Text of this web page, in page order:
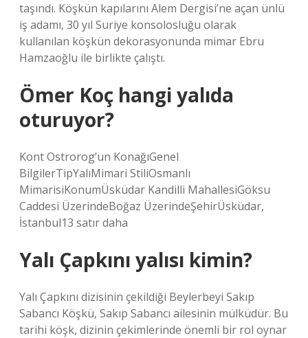
taşındı. Köşkün kapılarını Alem Dergisi’ne açan ünlü
iş adamı, 30 yıl Suriye konsolosluğu olarak
kullanılan köşkün dekorasyonunda mimar Ebru
Hamzaoğlu ile birlikte çalıştı.
Ömer Koç hangi yalıda
oturuyor?
Kont Ostrorog’un KonağıGenel
BilgilerTipYalıMimari StiliOsmanlı
MimarisiKonumÜsküdar Kandilli MahallesiGöksu
Caddesi ÜzerindeBoğaz ÜzerindeŞehirÜsküdar,
İstanbul13 satır daha
Yalı Çapkını yalısı kimin?
Yalı Çapkını dizisinin çekildiği Beylerbeyi Sakıp
Sabancı Köşkü, Sakıp Sabancı ailesinin mülküdür. Bu
tarihi köşk, dizinin çekimlerinde önemli bir rol oynar